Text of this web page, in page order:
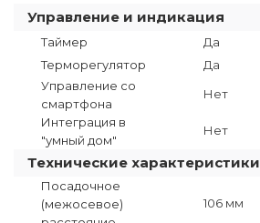
Управление и индикация
Таймер
Да
Терморегулятор
Да
Управление со
смартфона
Нет
Интеграция в
"умный дом"
Нет
Технические характеристики
Посадочное
(межосевое)
106 мм